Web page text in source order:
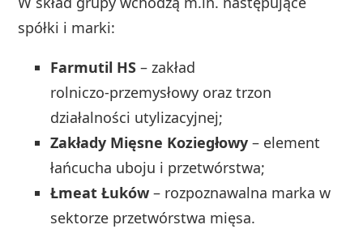
spółki i marki:
Farmutil HS – zakład
rolniczo‑przemysłowy oraz trzon
działalności utylizacyjnej;
Zakłady Mięsne Koziegłowy – element
łańcucha uboju i przetwórstwa;
Łmeat Łuków – rozpoznawalna marka w
sektorze przetwórstwa mięsa.